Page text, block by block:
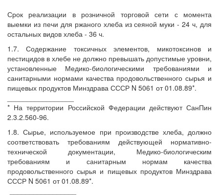
Срок реализации в розничной торговой сети с момента
выемки из печи для ржаного хлеба из сеяной муки - 24 ч, для
остальных видов хлеба - 36 ч.
1.7. Содержание токсичных элементов, микотоксинов и
пестицидов в хлебе не должно превышать допустимые уровни,
установленные Медико-биологическими требованиями и
санитарными нормами качества продовольственного сырья и
пищевых продуктов Минздрава СССР N 5061 от 01.08.89*.
* На территории Российской Федерации действуют СанПин
2.3.2.560-96.
1.8. Сырье, используемое при производстве хлеба, должно
соответствовать требованиям действующей нормативно-
технической документации, Медико-биологическим
требованиям и санитарным нормам качества
продовольственного сырья и пищевых продуктов Минздрава
СССР N 5061 от 01.08.89*.